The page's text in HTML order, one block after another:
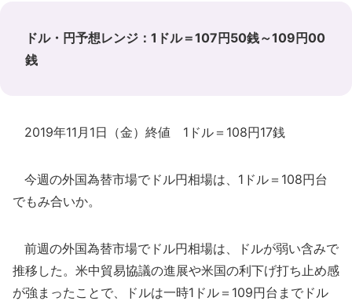
ドル・円予想レンジ：1ドル＝107円50銭～109円00
銭
2019年11月1日（金）終値 1ドル＝108円17銭
今週の外国為替市場でドル円相場は、1ドル＝108円台
でもみ合いか。
前週の外国為替市場でドル円相場は、ドルが弱い含みで
推移した。米中貿易協議の進展や米国の利下げ打ち止め感
が強まったことで、ドルは一時1ドル＝109円台までドル